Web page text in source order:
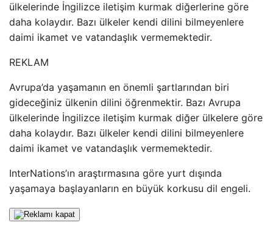
ülkelerinde İngilizce iletişim kurmak diğerlerine göre
daha kolaydır. Bazı ülkeler kendi dilini bilmeyenlere
daimi ikamet ve vatandaşlık vermemektedir.
REKLAM
Avrupa’da yaşamanın en önemli şartlarından biri
gideceğiniz ülkenin dilini öğrenmektir. Bazı Avrupa
ülkelerinde İngilizce iletişim kurmak diğer ülkelere göre
daha kolaydır. Bazı ülkeler kendi dilini bilmeyenlere
daimi ikamet ve vatandaşlık vermemektedir.
InterNations’ın araştırmasına göre yurt dışında
yaşamaya başlayanların en büyük korkusu dil engeli.